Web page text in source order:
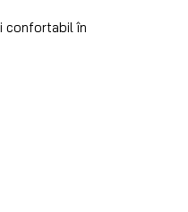
confortabil în